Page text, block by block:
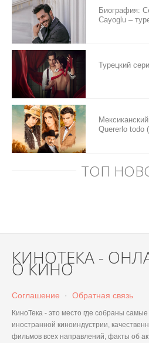
Биография:
Cayoglu –
Турецкий
Quererlo todo
ТОП
КИНОТЕКА -
О КИНО
Соглашение · Обратная связь
КиноТека - это место где собраны
иностранной киноиндустрии,
фильмов всех направлений, факты об